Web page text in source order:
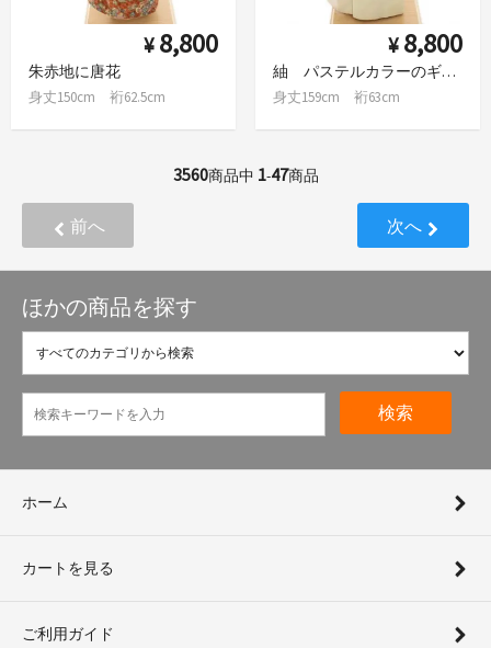
¥ 8,800
朱赤地に唐花
身丈150cm 裄62.5cm
¥ 8,800
紬 パステルカラーのギザギザライン
身丈159cm 裄63cm
3560商品中 1-47商品
前へ 次へ
ほかの商品を探す
検索
ホーム
カートを見る
ご利用ガイド